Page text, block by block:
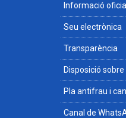
Informació oficial
Seu electrònica
Transparència
Disposició
Pla antifrau i
Canal de